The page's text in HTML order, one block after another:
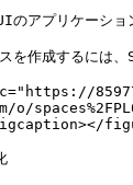
のアプリケーシ
を作成するに
o/